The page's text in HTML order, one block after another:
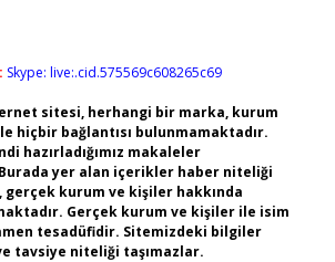
Skype: live:.cid.575569c608265c69
sitesi, herhangi bir marka, kurum
hiçbir bağlantısı bulunmamaktadır.
hazırladığımız makaleler
yer alan içerikler haber niteliği
gerçek kurum ve kişiler hakkında
Gerçek kurum ve kişiler ile isim
tesadüfidir. Sitemizdeki bilgiler
tavsiye niteliği taşımazlar.